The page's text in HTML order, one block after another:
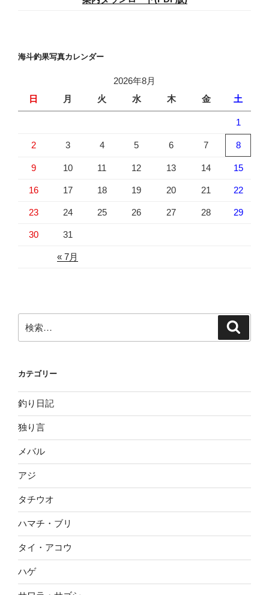
海斗釣果写真カレンダー
2026年8月
日
月 火 水 木 金 土
« 7月
1
2 3 4 5 6 7 8
9 10 11 12 13 14 15
16 17 18 19 20 21 22
23 24 25 26 27 28 29
30 31
索:
カテゴリー
釣り日記
独り言
メバル
アジ
タチウオ
ハマチ・ブリ
タイ・アコウ
ハゲ